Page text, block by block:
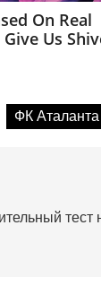
ФК Аталанта
тест